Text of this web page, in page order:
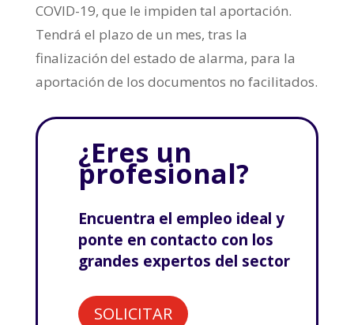
COVID-19, que le impiden tal aportación.
Tendrá el plazo de un mes, tras la
finalización del estado de alarma, para la
aportación de los documentos no facilitados.
¿Eres un
profesional?
Encuentra el empleo ideal y
ponte en contacto con los
grandes expertos del sector
SOLICITAR